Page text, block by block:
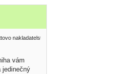
nakladatelství 2009
vám
jedinečný